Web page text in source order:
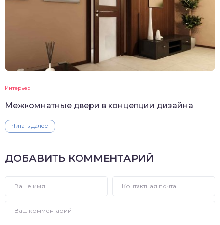
Интерьер
Межкомнатные двери в концепции дизайна
Читать далее
ДОБАВИТЬ КОММЕНТАРИЙ